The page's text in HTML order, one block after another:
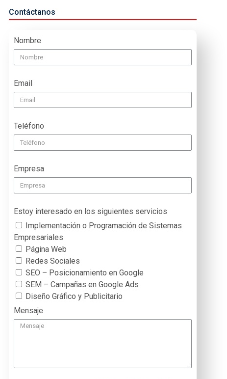
Contáctanos
Nombre
Email
Teléfono
Empresa
Estoy interesado en los siguientes servicios
Implementación o Programación de Sistemas
Empresariales
Página Web
Redes Sociales
SEO – Posicionamiento en Google
SEM – Campañas en Google Ads
Diseño Gráfico y Publicitario
Mensaje